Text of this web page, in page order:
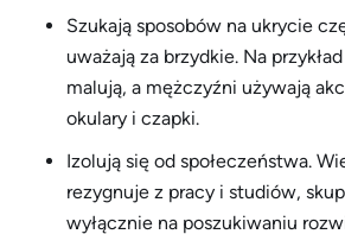
Szukają sposobów na ukrycie
uważają za brzydkie. Na
malują, a mężczyźni używają
okulary i czapki.
Izolują się od społeczeństwa.
rezygnuje z pracy i studiów,
wyłącznie na poszukiwaniu